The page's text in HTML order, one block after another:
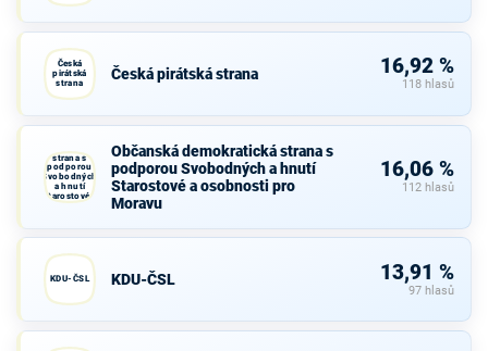
Česká
pirátská
strana
Česká pirátská strana 16,92 %
118 hlasů
strana s
podporou
Svobodných
a hnutí
Starostové a
osobnosti
Občanská demokratická strana s
podporou Svobodných a hnutí
Starostové a osobnosti pro
Moravu
16,06 %
112 hlasů
KDU-ČSL KDU-ČSL 13,91 %
97 hlasů